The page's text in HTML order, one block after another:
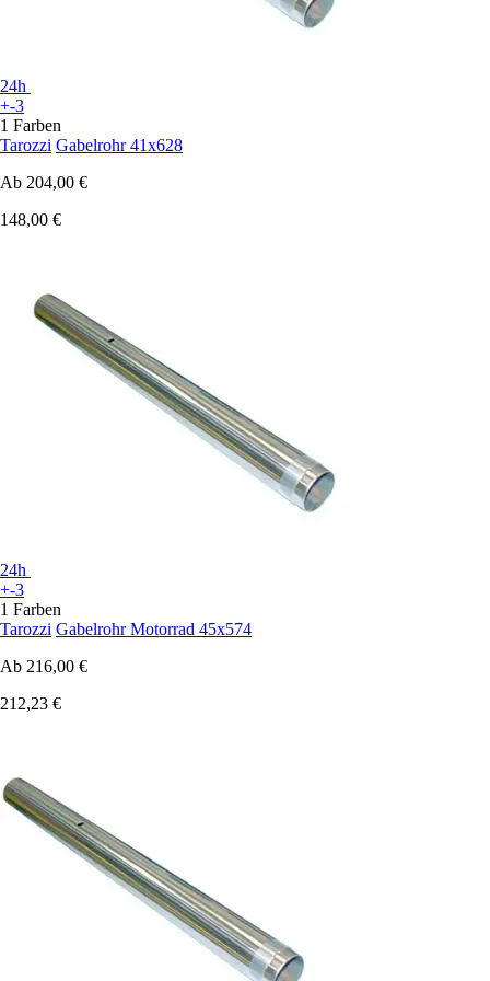
24h
+-3
1 Farben
Tarozzi Gabelrohr 41x628
Ab 204,00 €
148,00 €
24h
+-3
1 Farben
Tarozzi Gabelrohr Motorrad 45x574
Ab 216,00 €
212,23 €